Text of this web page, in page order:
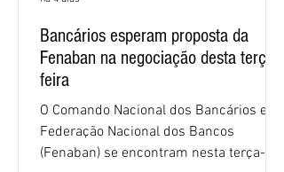
Bancários esperam proposta da
Fenaban na negociação desta terça-
feira
O Comando Nacional dos Bancários e a
Federação Nacional dos Bancos
(Fenaban) se encontram nesta terça-